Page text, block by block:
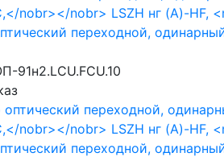
переходной,
переходной,